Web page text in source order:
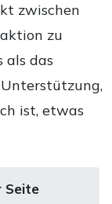
zwischen
zu
als das
ist, etwas
Seite